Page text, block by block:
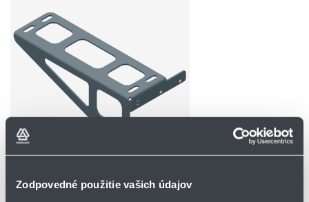
Zodpovedné použitie vašich údajov
Partner Zone